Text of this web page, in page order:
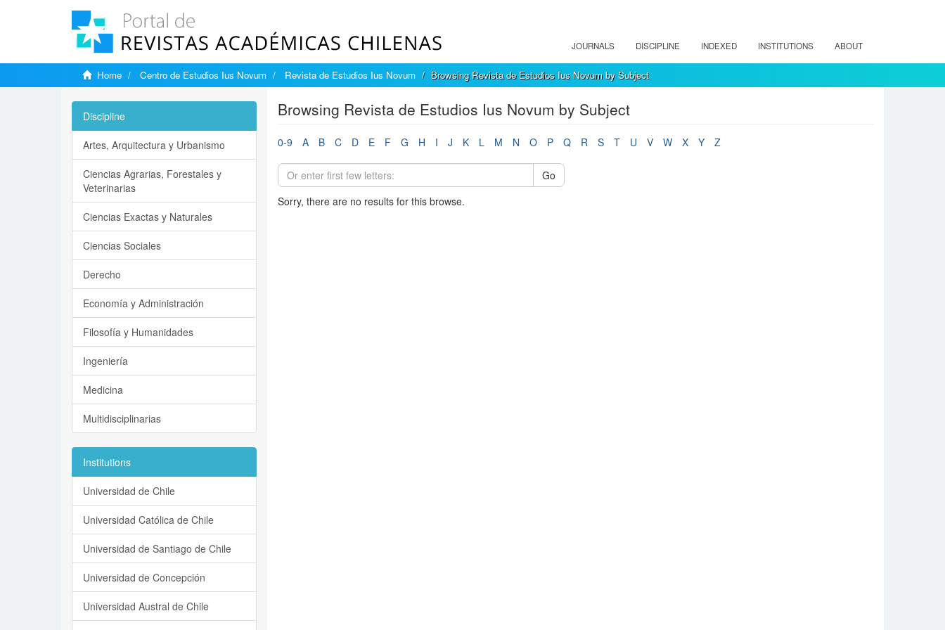
JOURNALS DISCIPLINE INDEXED INSTITUTIONS ABOUT
Home Centro de Estudios Ius Novum Revista de Estudios Ius Novum Browsing Revista de Estudios Ius Novum by Subject
Browsing Revista de Estudios Ius Novum by Subject
0-9 A B C D E F G H I J K L M N O P Q R S T U V W X Y Z
Go
Sorry, there are no results for this browse.
Discipline
Artes, Arquitectura y Urbanismo
Ciencias Agrarias, Forestales y
Veterinarias
Ciencias Exactas y Naturales
Ciencias Sociales
Derecho
Economía y Administración
Filosofía y Humanidades
Ingeniería
Medicina
Multidisciplinarias
Institutions
Universidad de Chile
Universidad Católica de Chile
Universidad de Santiago de Chile
Universidad de Concepción
Universidad Austral de Chile